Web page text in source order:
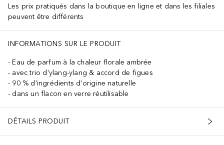
Les prix pratiqués dans la boutique en ligne et dans les filiales
peuvent être différents
INFORMATIONS SUR LE PRODUIT
Eau de parfum à la chaleur florale ambrée
avec trio d'ylang-ylang & accord de figues
90 % d'ingrédients d'origine naturelle
dans un flacon en verre réutilisable
DÉTAILS PRODUIT